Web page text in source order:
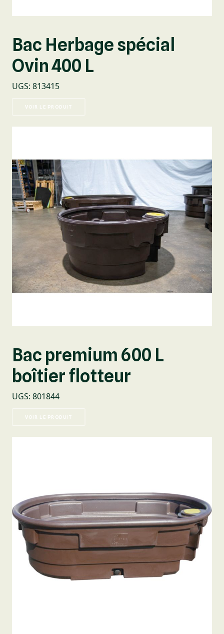
Bac Herbage spécial
Ovin 400 L
UGS: 813415
VOIR LE PRODUIT
Bac premium 600 L
boîtier flotteur
UGS: 801844
VOIR LE PRODUIT